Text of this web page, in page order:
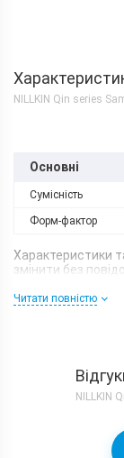
NILLKIN Qin series
Основні
Сумісність
Форм-фактор
Характеристики
змінити без
Читати повністю
NILLKIN